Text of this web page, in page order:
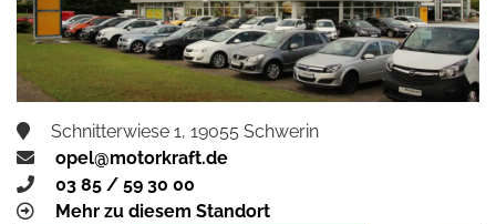
Schnitterwiese 1, 19055 Schwerin
opel@motorkraft.de
03 85 / 59 30 00
Mehr zu diesem Standort